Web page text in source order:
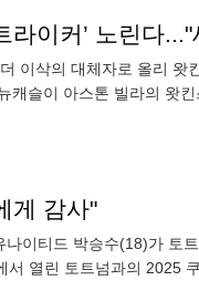
라이커’ 노린다
이삭의 대체자로 올리 왓
캐슬이 아스톤 빌라의 왓킨
게 감사"
이티드 박승수(18)가 토
열린 토트넘과의 2025